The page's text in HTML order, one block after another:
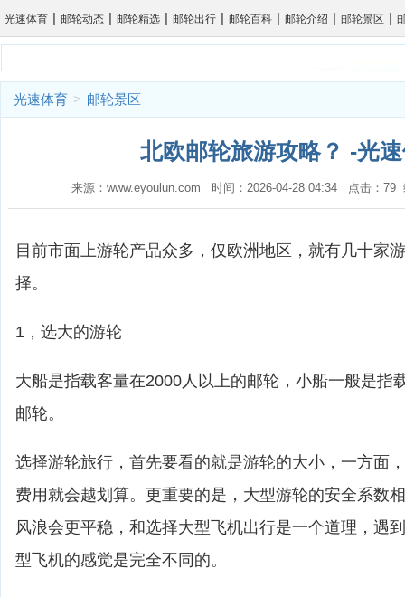
光速体育 | 邮轮动态 | 邮轮精选 | 邮轮出行 | 邮轮百科 | 邮轮介绍 | 邮轮景区 |
光速体育 > 邮轮景区
北欧邮轮旅游攻略？ -光
来源：www.eyoulun.com 时间：2026-04-28 04:34 点击：
目前市面上游轮产品众多，仅欧洲地区，就有几十家
择。
1，选大的游轮
大船是指载客量在2000人以上的邮轮，小船一般是指
邮轮。
选择游轮旅行，首先要看的就是游轮的大小，一方面
费用就会越划算。更重要的是，大型游轮的安全系数
风浪会更平稳，和选择大型飞机出行是一个道理，遇
型飞机的感觉是完全不同的。